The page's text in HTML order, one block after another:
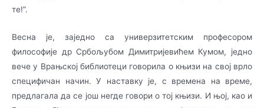
те!”.
Весна је, заједно са универзитетским професором
философије др Србољубом Ди­ми­три­је­ви­ћем Кумом, једно
вече у Врањској библиотеци говорила о књизи на свој врло
спе­ци­фи­чан начин. У наставку је, с времена на време,
предлагала да се још негде говори о тој књи­зи. И њој, као и